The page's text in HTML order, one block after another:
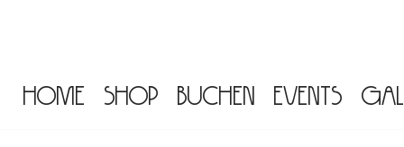
springen
Home Shop Buchen Events